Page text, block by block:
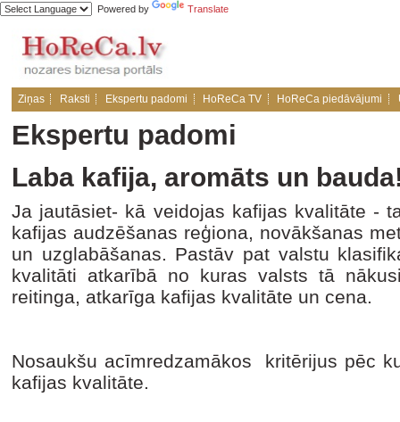
Powered by Translate
Ziņas Raksti Ekspertu padomi HoReCa TV HoReCa piedāvājumi
Ekspertu padomi
Laba kafija, aromāts un
Ja jautāsiet- kā veidojas kafijas kvalitāte
kafijas audzēšanas reģiona, novākšanas
un uzglabāšanas. Pastāv pat valstu
kvalitāti atkarībā no kuras valsts tā
reitinga, atkarīga kafijas kvalitāte un cena.
Nosaukšu acīmredzamākos kritērijus pēc
kafijas kvalitāte.